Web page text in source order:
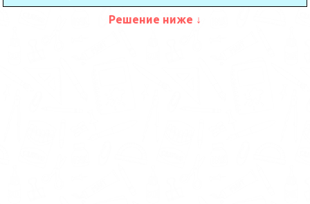
Решение ниже ↓